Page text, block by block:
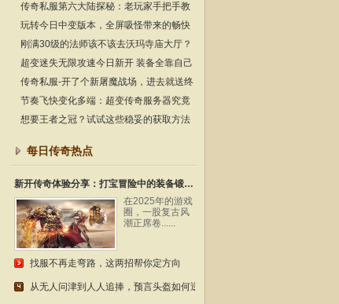
玩
传奇私服第六大陆探秘：老玩家手把手教
你玩转隐藏地图
玩转今日中变版本，全屏吸怪带来的畅快
体验！
刚满30级的法师该不该去沃玛寺庙大厅？
这份实战指南请收好
超变迷失无限攻速今日新开 装备全靠自己
动手打 老玩家都懂
传奇私服-开了个新屠魔战场，进去就送终
极套？老玩家实测！
节奏飞快变化多端：超变传奇服务器究竟
适合哪几类朋友去体验？
想要王者之冠？试试这些稳妥的获取方法
每日传奇热点
新开传奇体验分享：打宝冒险中的装备锻造与玩法深度解析
在2025年的游戏
圈，一股复古风
潮正席卷......
找服不再走弯路，这两招帮你定方向
从无人问津到人人追捧，预言头盔如何逆袭成为传奇经典？